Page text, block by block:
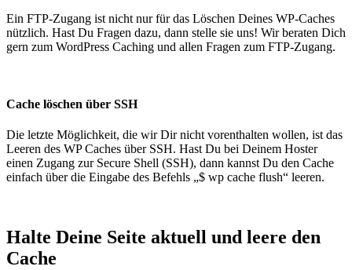
Ein FTP-Zugang ist nicht nur für das Löschen Deines WP-Caches
nützlich. Hast Du Fragen dazu, dann stelle sie uns! Wir beraten Dich
gern zum WordPress Caching und allen Fragen zum FTP-Zugang.
Cache löschen über SSH
Die letzte Möglichkeit, die wir Dir nicht vorenthalten wollen, ist das
Leeren des WP Caches über SSH. Hast Du bei Deinem Hoster
einen Zugang zur Secure Shell (SSH), dann kannst Du den Cache
einfach über die Eingabe des Befehls „$ wp cache flush“ leeren.
Halte Deine Seite aktuell und leere den
Cache